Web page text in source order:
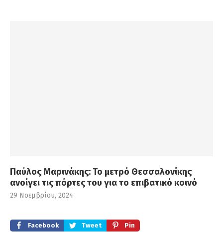
Παύλος Μαρινάκης: Το μετρό Θεσσαλονίκης
ανοίγει τις πόρτες του για το επιβατικό κοινό
29 Νοεμβρίου, 2024
Facebook Tweet Pin